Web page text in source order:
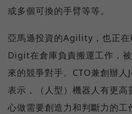
或多個可換的手臂等等。
亞馬遜投資的Agility，也正在
Digit在倉庫負責搬運工作，
來的競爭對手。CTO兼創辦
表示，（人型）機器人有更高
心做需要創造力和判斷力的工